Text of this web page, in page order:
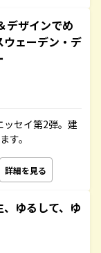
デザインでめ
ウェーデン・デ
ッセイ第2弾。建
す。
詳細を見る
ゆるして、ゆ